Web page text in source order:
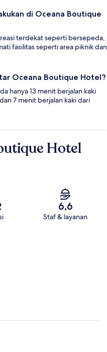
di Oceana Boutique
terdekat seperti bersepeda,
fasilitas seperti area piknik dan
Oceana Boutique Hotel?
hanya 13 menit berjalan kaki
7 menit berjalan kaki dari
Hotel
6,6
Staf & layanan